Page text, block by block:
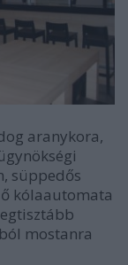
aranykora,
süppedős
kólaautomata
mostanra